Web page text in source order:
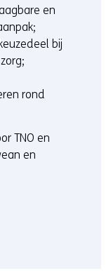
en
bij
rond
TNO en
en